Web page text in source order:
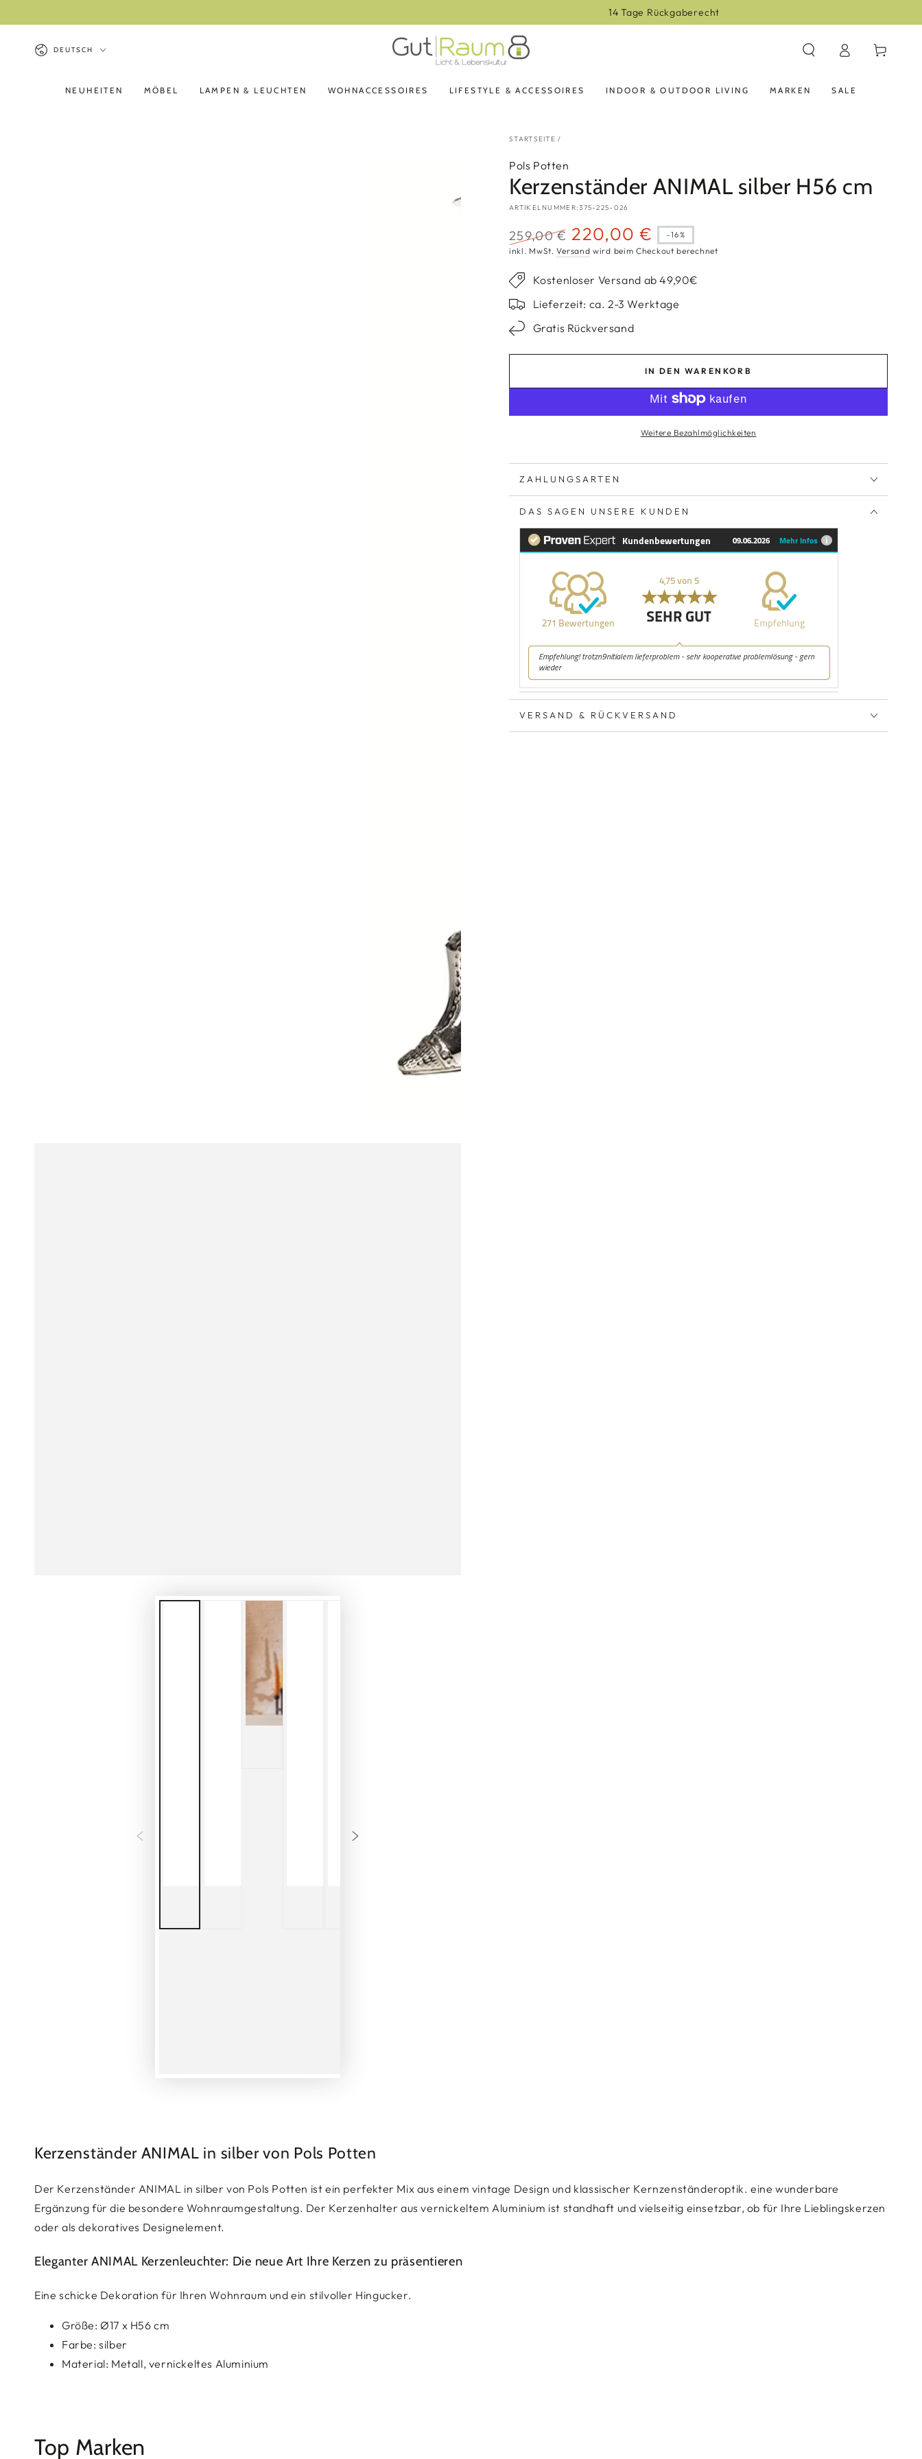
Sprache
DEUTSCH
NEUHEITEN MÖBEL LAMPEN & LEUCHTEN WOHNACCESSOIRES LIFESTYLE & ACCESSOIRES INDOOR & OUTDOOR LIVING MARKEN SALE
EinloggenWarenkorb
STARTSEITE /
Pols Potten
Kerzenständer ANIMAL silber H56 cm
ARTIKELNUMMER:375-225-026
Regulärer
259,00 €
Verkaufspreis
220,00 € –16%
inkl. MwSt.Versand wird beim Checkout berechnet
Kostenloser Versand ab 49,90€
Lieferzeit: ca. 2-3 Werktage
Gratis Rückversand
IN DEN WARENKORB
Weitere Bezahlmöglichkeiten
ZAHLUNGSARTEN
DAS SAGEN UNSERE KUNDEN
VERSAND & RÜCKVERSAND
Kerzenständer ANIMAL in silber von Pols Potten
Der Kerzenständer ANIMAL in silber von Pols Potten ist ein perfekter Mix aus einem vintage Design und klassischer Kernzenständeroptik. eine wunderbare
Ergänzung für die besondere Wohnraumgestaltung. Der Kerzenhalter aus vernickeltem Aluminium ist standhaft und vielseitig einsetzbar, ob für Ihre Lieblingskerzen
oder als dekoratives Designelement.
Eleganter ANIMAL Kerzenleuchter: Die neue Art Ihre Kerzen zu präsentieren
Eine schicke Dekoration für Ihren Wohnraum und ein stilvoller Hingucker.
Größe: Ø17 x H56 cm
Farbe: silber
Material: Metall, vernickeltes Aluminium
Top Marken